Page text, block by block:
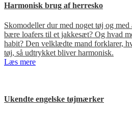
Harmonisk brug af herresko
Skomodeller dur med noget tøj og
bære loafers til et jakkesæt? Og hvad
habit? Den velklædte mand forklarer,
tøj, så udtrykket bliver harmonisk.
Læs mere
Ukendte engelske tøjmærker